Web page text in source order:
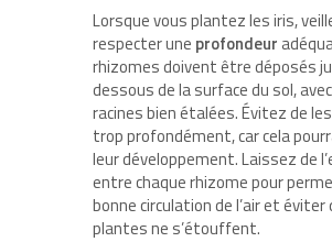
Lorsque vous plantez les iris,
respecter une profondeur
rhizomes doivent être déposés
dessous de la surface du sol,
racines bien étalées. Évitez de
trop profondément, car cela
leur développement. Laissez de
entre chaque rhizome pour
bonne circulation de l’air et éviter
plantes ne s’étouffent.